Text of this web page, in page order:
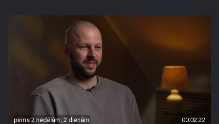
pirms 2 nedēļām, 2 dienām 00:02:22